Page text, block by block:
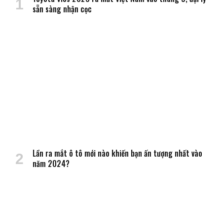
sẵn sàng nhận cọc
Lần ra mắt ô tô mới nào khiến bạn ấn tượng nhất vào
năm 2024?